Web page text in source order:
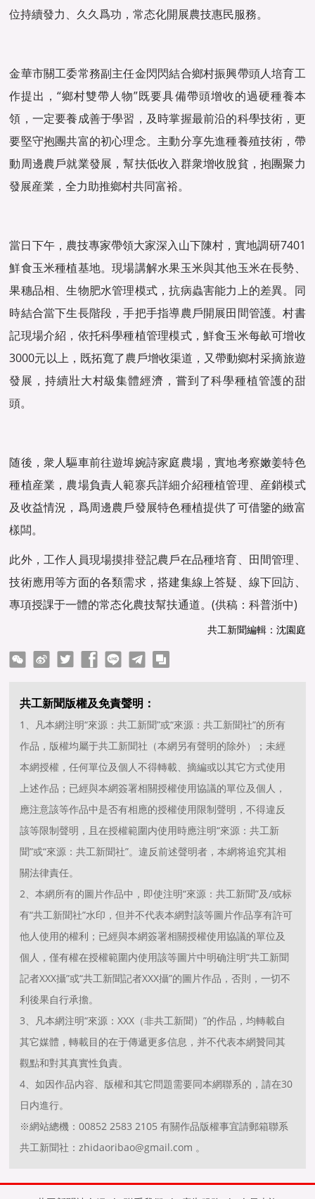
位持續發力、久久爲功，常态化開展農技惠民服務。
金華市關工委常務副主任金閃閃結合鄉村振興帶頭人培育工
作提出，“鄉村雙帶人物”既要具備帶頭增收的過硬種養本
領，一定要養成善于學習，及時掌握最前沿的科學技術，更
要堅守抱團共富的初心理念。主動分享先進種養殖技術，帶
動周邊農戶就業發展，幫扶低收入群衆增收脫貧，抱團聚力
發展産業，全力助推鄉村共同富裕。
當日下午，農技專家帶領大家深入山下陳村，實地調研7401
鮮食玉米種植基地。現場講解水果玉米與其他玉米在長勢、
果穗品相、生物肥水管理模式，抗病蟲害能力上的差異。同
時結合當下生長階段，手把手指導農戶開展田間管護。村書
記現場介紹，依托科學種植管理模式，鮮食玉米每畝可增收
3000元以上，既拓寬了農戶增收渠道，又帶動鄉村采摘旅遊
發展，持續壯大村級集體經濟，嘗到了科學種植管護的甜
頭。
随後，衆人驅車前往遊埠婉詩家庭農場，實地考察嫩姜特色
種植産業，農場負責人範寨兵詳細介紹種植管理、産銷模式
及收益情況，爲周邊農戶發展特色種植提供了可借鑒的緻富
樣闆。
此外，工作人員現場摸排登記農戶在品種培育、田間管理、
技術應用等方面的各類需求，搭建集線上答疑、線下回訪、
專項授課于一體的常态化農技幫扶通道。(供稿：科普浙中)
共工新聞編輯：沈園庭
linetelegram copy
共工新聞版權及免責聲明：
1、凡本網注明“來源：共工新聞”或“來源：共工新聞社”的所有
作品，版權均屬于共工新聞社（本網另有聲明的除外）；未經
本網授權，任何單位及個人不得轉載、摘編或以其它方式使用
上述作品；已經與本網簽署相關授權使用協議的單位及個人，
應注意該等作品中是否有相應的授權使用限制聲明，不得違反
該等限制聲明，且在授權範圍内使用時應注明“來源：共工新
聞”或“來源：共工新聞社”。違反前述聲明者，本網将追究其相
關法律責任。
2、本網所有的圖片作品中，即使注明“來源：共工新聞”及/或标
有“共工新聞社”水印，但并不代表本網對該等圖片作品享有許可
他人使用的權利；已經與本網簽署相關授權使用協議的單位及
個人，僅有權在授權範圍内使用該等圖片中明确注明“共工新聞
記者XXX攝”或“共工新聞記者XXX攝”的圖片作品，否則，一切不
利後果自行承擔。
3、凡本網注明“來源：XXX（非共工新聞）”的作品，均轉載自
其它媒體，轉載目的在于傳遞更多信息，并不代表本網贊同其
觀點和對其真實性負責。
4、如因作品内容、版權和其它問題需要同本網聯系的，請在30
日内進行。
※網站總機：00852 2583 2105 有關作品版權事宜請郵箱聯系
共工新聞社：zhidaoribao@gmail.com 。